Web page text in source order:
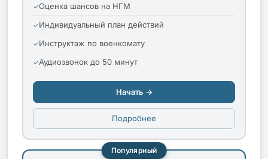
Оценка шансов на НГМ
Индивидуальный план действий
Инструктаж по военкомату
Аудиозвонок до 50 минут
Начать →
Подробнее
Популярный